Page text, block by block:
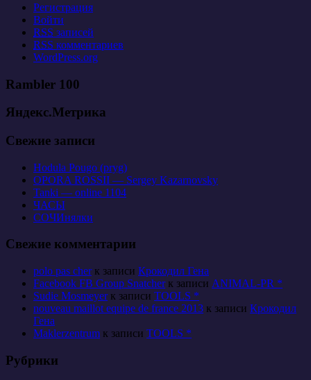
Регистрация
Войти
RSS записей
RSS комментариев
WordPress.org
Rambler 100
Яндекс.Метрика
Свежие записи
Hodula Pougo (pryg)
OPORA ROSSII — Sergey Kazarnovsky
Tanki — online 1104
ЧАСЫ
СОЧИнялки
Свежие комментарии
polo pas cherк записи Крокодил Гена
Facebook FB Group Snatcherк записи ANIMAL-PR *
Sudie Mosmeyerк записи TOOLS *
nouveau maillot equipe de france 2013 к записи Крокодил
Гена
Maklerzentrum к записи TOOLS *
Рубрики